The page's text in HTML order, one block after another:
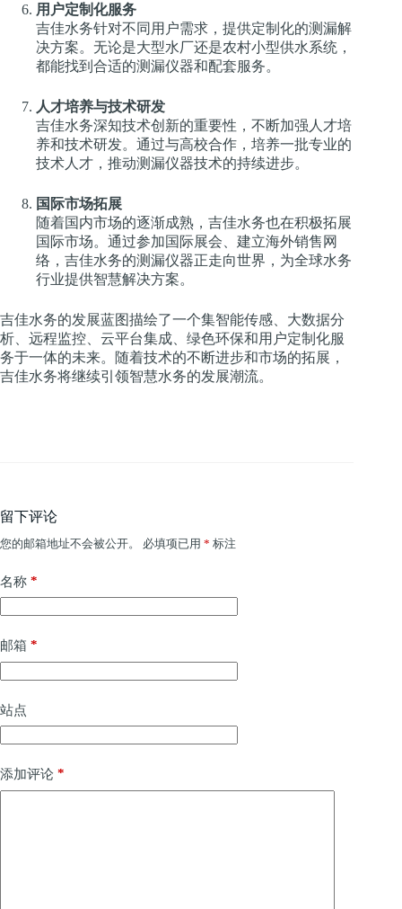
用户定制化服务
吉佳水务针对不同用户需求，提供定制化的测漏解
决方案。无论是大型水厂还是农村小型供水系统，
都能找到合适的测漏仪器和配套服务。
人才培养与技术研发
吉佳水务深知技术创新的重要性，不断加强人才培
养和技术研发。通过与高校合作，培养一批专业的
技术人才，推动测漏仪器技术的持续进步。
国际市场拓展
随着国内市场的逐渐成熟，吉佳水务也在积极拓展
国际市场。通过参加国际展会、建立海外销售网
络，吉佳水务的测漏仪器正走向世界，为全球水务
行业提供智慧解决方案。
吉佳水务的发展蓝图描绘了一个集智能传感、大数据分
析、远程监控、云平台集成、绿色环保和用户定制化服
务于一体的未来。随着技术的不断进步和市场的拓展，
吉佳水务将继续引领智慧水务的发展潮流。
留下评论
您的邮箱地址不会被公开。 必填项已用 * 标注
名称 *
邮箱 *
站点
添加评论 *